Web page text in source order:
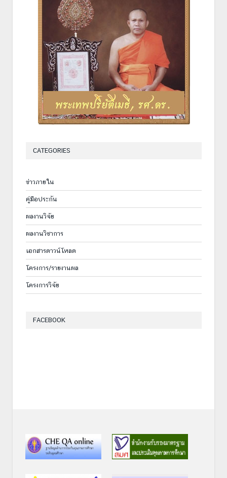
CATEGORIES
ข่าวภายใน
คู่มือประกัน
ผลงานวิจัย
ผลงานวิชาการ
เอกสารดาวน์โหลด
โครงการ/รายงานผล
โครงการวิจัย
FACEBOOK